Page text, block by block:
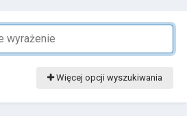
Więcej opcji wyszukiwania